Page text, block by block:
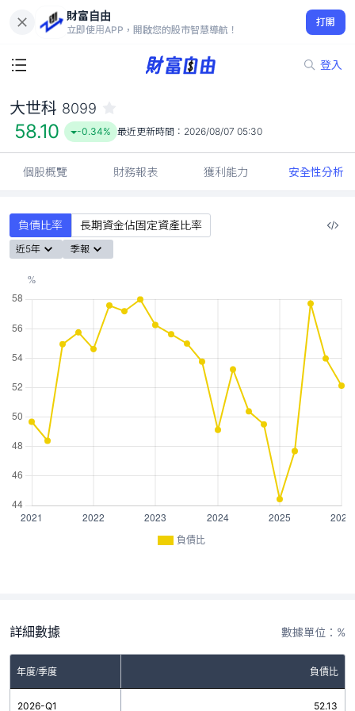
財富自由
立即使用APP，開啟您的股市智慧導航！
打開
登入
58.10
-0.34%
大世科 8099
58.10 -0.34% 最近更新時間： 2026/08/07 05:30
個股概覽 財務報表 獲利能力 安全性分析
負債比率 長期資金佔固定資產比率
近5年 季報
負債比
詳細數據 數據單位：%
年度/季度 負債比
2026-Q1 52.13